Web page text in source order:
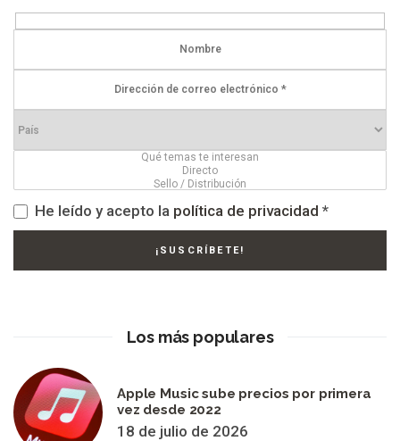
He leído y acepto la política de privacidad *
Los más populares
Apple Music sube precios por primera
vez desde 2022
18 de julio de 2026